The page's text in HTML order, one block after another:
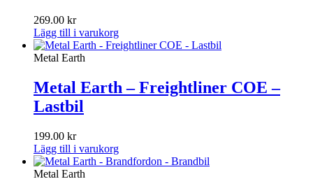
269.00 kr
Lägg till i varukorg
Metal Earth
Metal Earth – Freightliner COE –
Lastbil
199.00 kr
Lägg till i varukorg
Metal Earth